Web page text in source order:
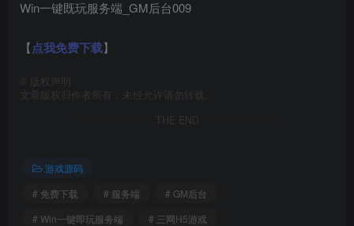
【点我免费下载】
版权声明
文章版权归作者所有，未经允许请勿转载。
THE END
游戏源码
# 免费下载
# 服务端
# GM后台
# Win一键即玩服务端
# 三网H5游戏